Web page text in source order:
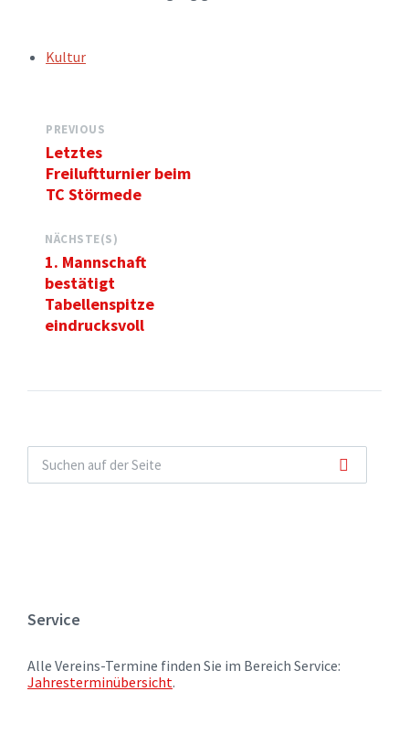
TAGS:Kultur
PREVIOUS
Letztes
Freiluftturnier beim
TC Störmede
NÄCHSTE(S)
1. Mannschaft
bestätigt
Tabellenspitze
eindrucksvoll
Service
Alle Vereins-Termine finden Sie im Bereich Service:
Jahresterminübersicht.